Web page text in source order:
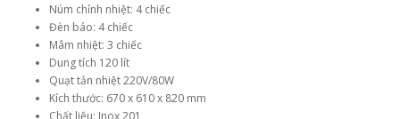
Núm chỉnh nhiệt: 4 chiếc
Đèn báo: 4 chiếc
Mâm nhiệt: 3 chiếc
Dung tích 120 lít
Quạt tản nhiệt 220V/80W
Kích thước: 670 x 610 x 820 mm
Chất liệu: Inox 201